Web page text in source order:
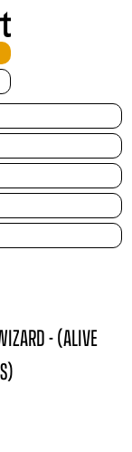
- (ALIVE